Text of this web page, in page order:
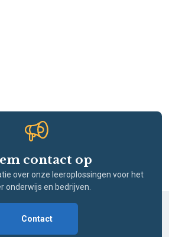
contact op
over onze leeroplossingen voor het
onderwijs en bedrijven.
Contact